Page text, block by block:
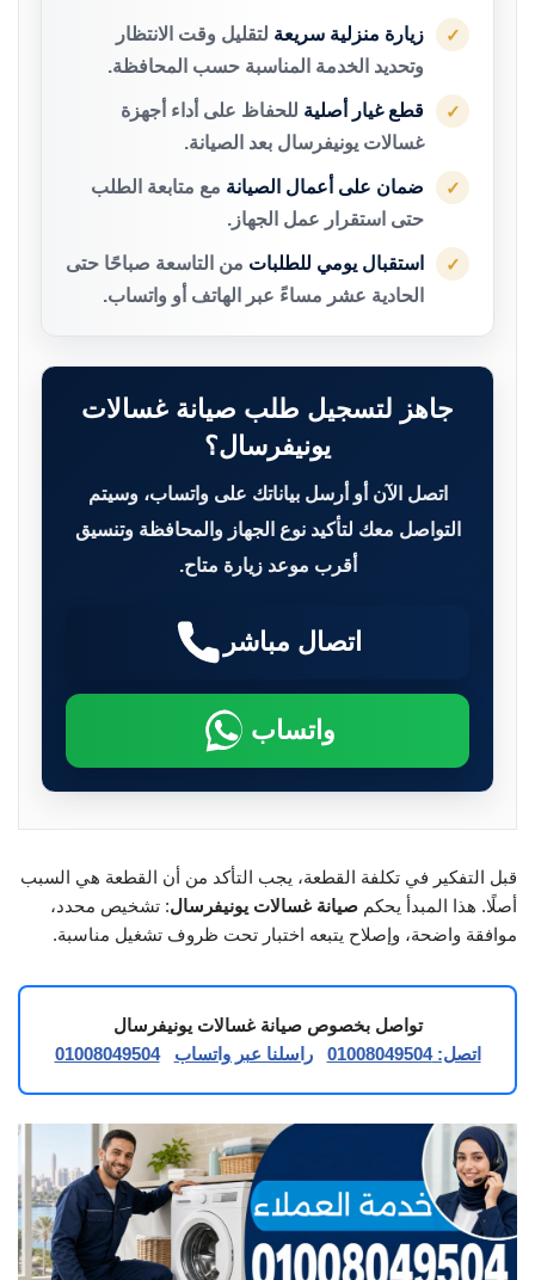
✓ زيارة منزلية سريعة لتقليل وقت الانتظار
وتحديد الخدمة المناسبة حسب المحافظة.
✓ قطع غيار أصلية للحفاظ على أداء أجهزة
غسالات يونيفرسال بعد الصيانة.
✓ ضمان على أعمال الصيانة مع متابعة الطلب
حتى استقرار عمل الجهاز.
✓ استقبال يومي للطلبات من التاسعة صباحًا حتى
الحادية عشر مساءً عبر الهاتف أو واتساب.
جاهز لتسجيل طلب صيانة غسالات
يونيفرسال؟
اتصل الآن أو أرسل بياناتك على واتساب، وسيتم
التواصل معك لتأكيد نوع الجهاز والمحافظة وتنسيق
أقرب موعد زيارة متاح.
اتصال مباشر
واتساب
قبل التفكير في تكلفة القطعة، يجب التأكد من أن القطعة هي السبب
أصلًا. هذا المبدأ يحكم صيانة غسالات يونيفرسال: تشخيص محدد،
موافقة واضحة، وإصلاح يتبعه اختبار تحت ظروف تشغيل مناسبة.
تواصل بخصوص صيانة غسالات يونيفرسال
اتصل: 01008049504
راسلنا عبر واتساب 01008049504